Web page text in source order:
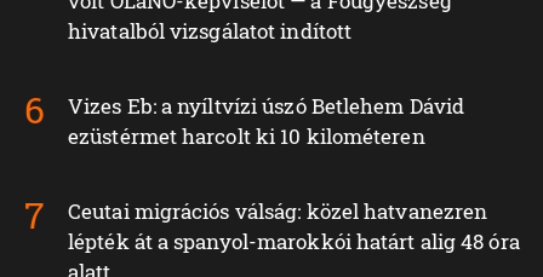
hivatalból vizsgálatot indított
Vizes Eb: a nyíltvízi úszó Betlehem Dávid
ezüstérmet harcolt ki 10 kilométeren
Ceutai migrációs válság: közel hatvanezren
lépték át a spanyol-marokkói határt alig 48 óra